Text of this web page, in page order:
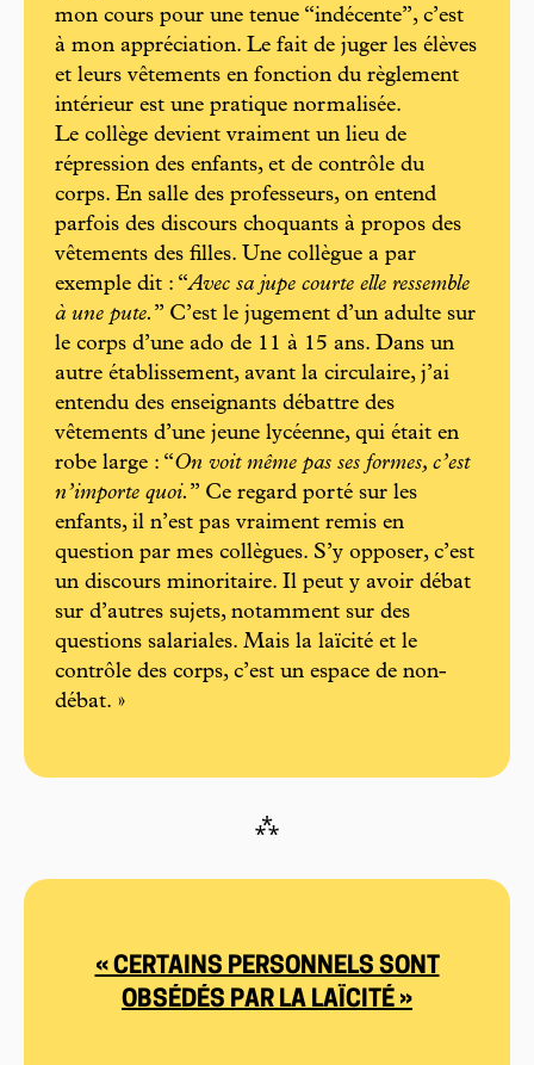
mon cours pour une tenue “indécente”, c’est
à mon appréciation. Le fait de juger les élèves
et leurs vêtements en fonction du règlement
intérieur est une pratique normalisée.
Le collège devient vraiment un lieu de
répression des enfants, et de contrôle du
corps. En salle des professeurs, on entend
parfois des discours choquants à propos des
vêtements des filles. Une collègue a par
exemple dit : “Avec sa jupe courte elle ressemble
à une pute. ” C’est le jugement d’un adulte sur
le corps d’une ado de 11 à 15 ans. Dans un
autre établissement, avant la circulaire, j’ai
entendu des enseignants débattre des
vêtements d’une jeune lycéenne, qui était en
robe large : “On voit même pas ses formes, c’est
n’importe quoi. ” Ce regard porté sur les
enfants, il n’est pas vraiment remis en
question par mes collègues. S’y opposer, c’est
un discours minoritaire. Il peut y avoir débat
sur d’autres sujets, notamment sur des
questions salariales. Mais la laïcité et le
contrôle des corps, c’est un espace de non-
débat. »
⁂
« CERTAINS PERSONNELS SONT
OBSÉDÉS PAR LA LAÏCITÉ »